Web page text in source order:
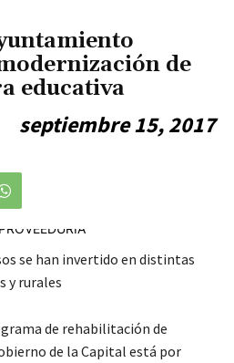
de
educativa
septiembre 15, 2017
se han invertido en distintas
y rurales
de rehabilitación de
de la Capital está por